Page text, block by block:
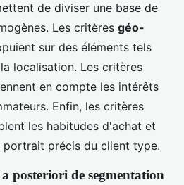
de diviser une base de
Les critères géo-
sur des éléments tels
localisation. Les critères
en compte les intérêts
Enfin, les critères
les habitudes d'achat et
précis du client type.
posteriori de segmentation